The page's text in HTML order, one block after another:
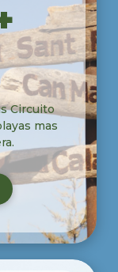
Circuito
mas